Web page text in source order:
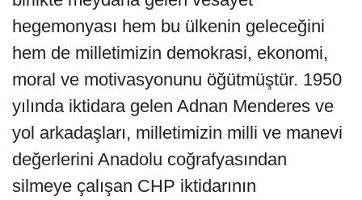
hegemonyası hem bu ülkenin geleceğini
hem de milletimizin demokrasi, ekonomi,
moral ve motivasyonunu öğütmüştür. 1950
yılında iktidara gelen Adnan Menderes ve
yol arkadaşları, milletimizin milli ve manevi
değerlerini Anadolu coğrafyasından
silmeye çalışan CHP iktidarının